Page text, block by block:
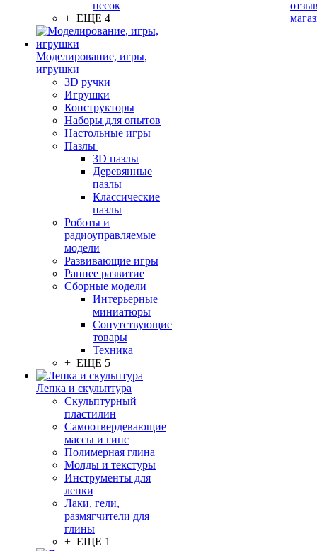
песок
+ ЕЩЕ 4
Моделирование, игры,
игрушки
3D ручки
Игрушки
Конструкторы
Наборы для опытов
Настольные игры
Пазлы
3D пазлы
Деревянные
пазлы
Классические
пазлы
Роботы и
радиоуправляемые
модели
Развивающие игры
Раннее развитие
Сборные модели
Интерьерные
миниатюры
Сопутствующие
товары
Техника
+ ЕЩЕ 5
Лепка и скульптура
Скульптурный
пластилин
Самоотвердевающие
массы и гипс
Полимерная глина
Молды и текстуры
Инструменты для
лепки
Лаки, гели,
размягчители для
глины
+ ЕЩЕ 1